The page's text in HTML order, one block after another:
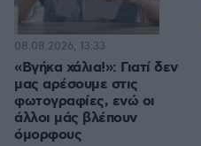
«Βγήκα χάλια!»: Γιατί δεν
μας αρέσουμε στις
φωτογραφίες, ενώ οι
άλλοι μάς βλέπουν
όμορφους
08.08.2026, 13:33